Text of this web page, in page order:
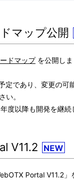
マップ公開
ドマップを公開しま
定であり、変更の可
い。
度以降も開発を継続
V11.2 NEW
Portal V11.2」